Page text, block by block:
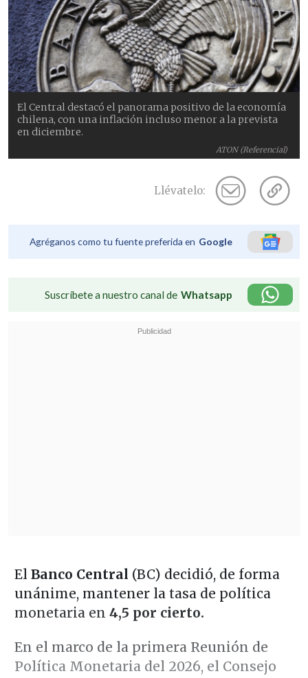
ATON (Referencial)
El Central destacó el panorama positivo de la economía
chilena, con una inflación incluso menor a la prevista
en diciembre.
Llévatelo:
Agréganos como tu fuente preferida en Google
Suscríbete a nuestro canal de Whatsapp
El Banco Central (BC) decidió, de forma
unánime, mantener la tasa de política
monetaria en 4,5 por cierto.
En el marco de la primera Reunión de
Política Monetaria del 2026, el Consejo